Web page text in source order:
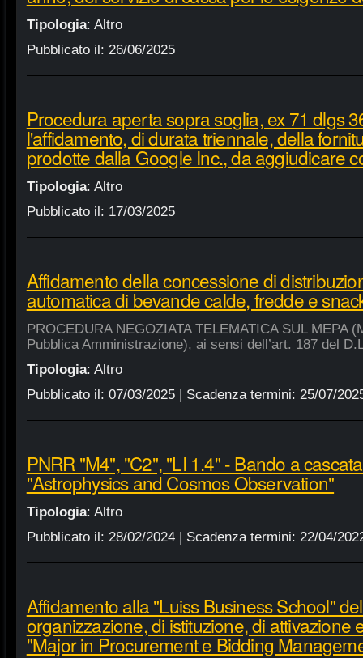
Tipologia: Altro
Pubblicato il: 26/06/2025
Procedura aperta sopra soglia, ex 71 dlgs
l'affidamento, di durata triennale, della
prodotte dalla Google Inc., da aggiudicare
Tipologia: Altro
Pubblicato il: 17/03/2025
Affidamento della concessione di
automatica di bevande calde, fredde e
PROCEDURA NEGOZIATA TELEMATICA SUL MEPA
Pubblica Amministrazione), ai sensi dell’art. 187 del
Tipologia: Altro
Pubblicato il: 07/03/2025| Scadenza termini: 25/07/
PNRR "M4", "C2", "LI 1.4" - Bando a
"Astrophysics and Cosmos Observation"
Tipologia: Altro
Pubblicato il: 28/02/2024| Scadenza termini: 22/04/
Affidamento alla "Luiss Business School"
organizzazione, di istituzione, di attivazione
"Major in Procurement e Bidding